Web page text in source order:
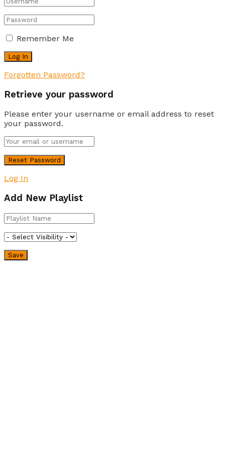
Remember Me
Forgotten Password?
Retrieve your password
Please enter your username or email address to reset
your password.
Log In
Add New Playlist